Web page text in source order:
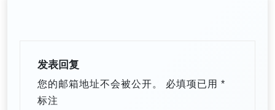
发表回复
您的邮箱地址不会被公开。 必填项已用 *
标注